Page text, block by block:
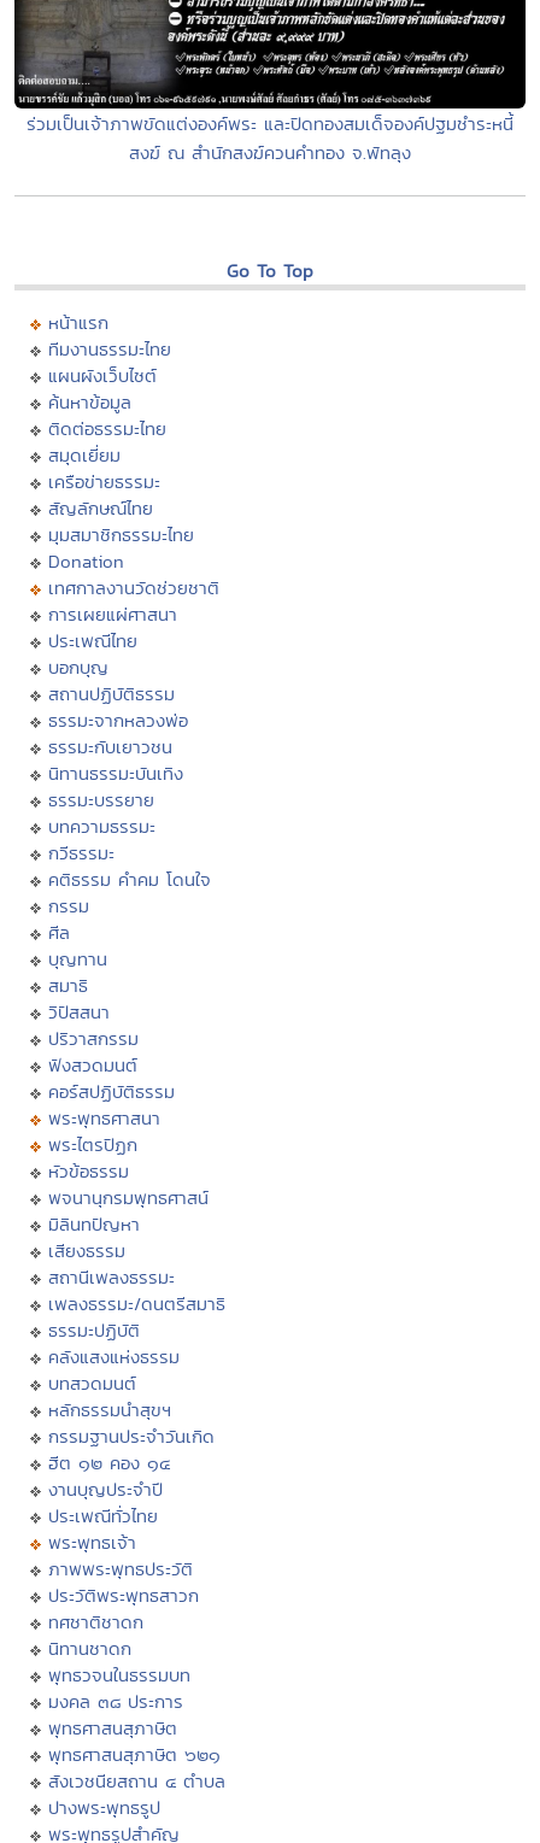
ร่วมเป็นเจ้าภาพขัดแต่งองค์พระ และปิดทองสมเด็จองค์ปฐมชำระหนี้
สงฆ์ ณ สำนักสงฆ์ควนคำทอง จ.พัทลุง
Go To Top
หน้าแรก
ทีมงานธรรมะไทย
แผนผังเว็บไซต์
ค้นหาข้อมูล
ติดต่อธรรมะไทย
สมุดเยี่ยม
เครือข่ายธรรมะ
สัญลักษณ์ไทย
มุมสมาชิกธรรมะไทย
Donation
เทศกาลงานวัดช่วยชาติ
การเผยแผ่ศาสนา
ประเพณีไทย
บอกบุญ
สถานปฏิบัติธรรม
ธรรมะจากหลวงพ่อ
ธรรมะกับเยาวชน
นิทานธรรมะบันเทิง
ธรรมะบรรยาย
บทความธรรมะ
กวีธรรมะ
คติธรรม คำคม โดนใจ
กรรม
ศีล
บุญทาน
สมาธิ
วิปัสสนา
ปริวาสกรรม
ฟังสวดมนต์
คอร์สปฏิบัติธรรม
พระพุทธศาสนา
พระไตรปิฏก
หัวข้อธรรม
พจนานุกรมพุทธศาสน์
มิลินทปัญหา
เสียงธรรม
สถานีเพลงธรรมะ
เพลงธรรมะ/ดนตรีสมาธิ
ธรรมะปฏิบัติ
คลังแสงแห่งธรรม
บทสวดมนต์
หลักธรรมนำสุขฯ
กรรมฐานประจำวันเกิด
ฮีต ๑๒ คอง ๑๔
งานบุญประจำปี
ประเพณีทั่วไทย
พระพุทธเจ้า
ภาพพระพุทธประวัติ
ประวัติพระพุทธสาวก
ทศชาติชาดก
นิทานชาดก
พุทธวจนในธรรมบท
มงคล ๓๘ ประการ
พุทธศาสนสุภาษิต
พุทธศาสนสุภาษิต ๖๒๑
สังเวชนียสถาน ๔ ตำบล
ปางพระพุทธรูป
พระพุทธรูปสำคัญ